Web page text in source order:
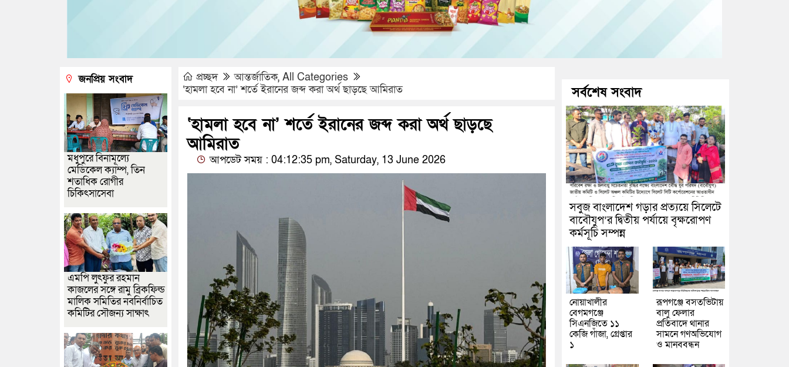
প্রচ্ছদ আন্তর্জাতিক, All Categories
‘হামলা হবে না’ শর্তে ইরানের জব্দ করা অর্থ ছাড়ছে আমিরাত
‘হামলা হবে না’ শর্তে ইরানের জব্দ করা অর্থ ছাড়ছে
আমিরাত
আপডেট সময় : 04:12:35 pm, Saturday, 13 June 2026
জনপ্রিয় সংবাদ
মধুপুরে বিনামূল্যে
মেডিকেল ক্যাম্প, তিন
শতাধিক রোগীর
চিকিৎসাসেবা
এমপি লুৎফুর রহমান
কাজলের সঙ্গে রামু ব্রিকফিল্ড
মালিক সমিতির নবনির্বাচিত
কমিটির সৌজন্য সাক্ষাৎ
সর্বশেষ সংবাদ
সবুজ বাংলাদেশ গড়ার প্রত্যয়ে সিলেটে
বাবৌযুপ’র দ্বিতীয় পর্যায়ে বৃক্ষরোপণ
কর্মসূচি সম্পন্ন
নোয়াখালীর
বেগমগঞ্জে
সিএনজিতে ১১
কেজি গাঁজা, গ্রেপ্তার
১
রূপগঞ্জে বসতভিটায়
বালু ফেলার
প্রতিবাদে থানার
সামনে গণঅভিযোগ
ও মানববন্ধন